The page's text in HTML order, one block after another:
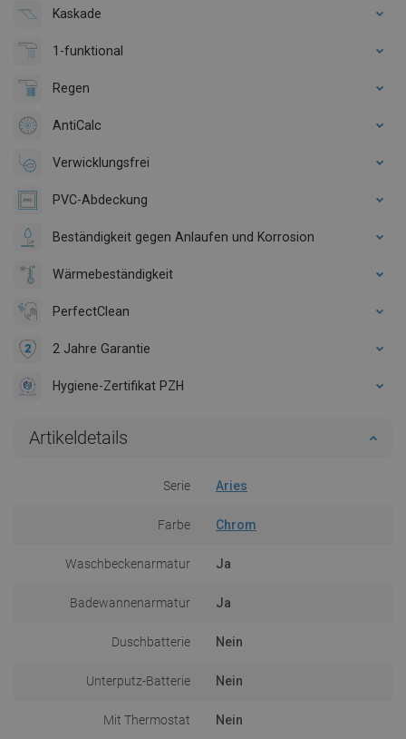
Kaskade
1-funktional
Regen
AntiCalc
Verwicklungsfrei
PVC-Abdeckung
Beständigkeit gegen Anlaufen und Korrosion
Wärmebeständigkeit
PerfectClean
2 Jahre Garantie
Hygiene-Zertifikat PZH
Artikeldetails
Serie Aries
Farbe Chrom
Waschbeckenarmatur Ja
Badewannenarmatur Ja
Duschbatterie Nein
Unterputz-Batterie Nein
Mit Thermostat Nein